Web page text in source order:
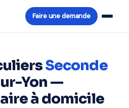
Faire une demande
Seconde
Yon —
à domicile